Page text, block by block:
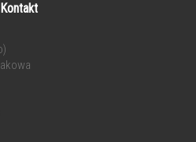
Kontakt